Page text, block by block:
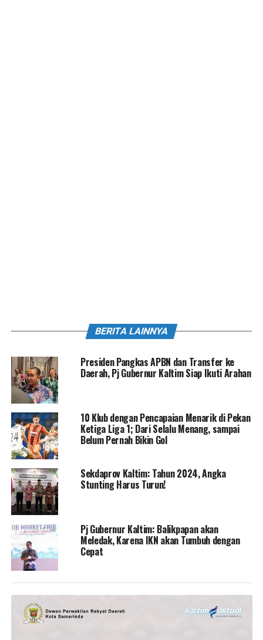
BERITA LAINNYA
Presiden Pangkas APBN dan Transfer ke
Daerah, Pj Gubernur Kaltim Siap Ikuti Arahan
10 Klub dengan Pencapaian Menarik di Pekan
Ketiga Liga 1; Dari Selalu Menang, sampai
Belum Pernah Bikin Gol
Sekdaprov Kaltim: Tahun 2024, Angka
Stunting Harus Turun!
Pj Gubernur Kaltim: Balikpapan akan
Meledak, Karena IKN akan Tumbuh dengan
Cepat